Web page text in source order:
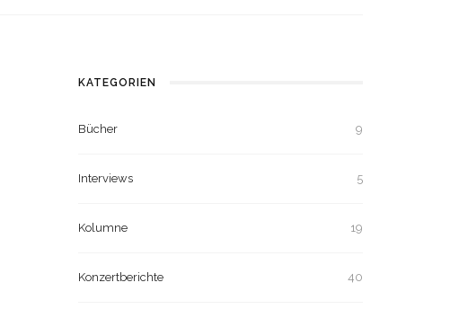
KATEGORIEN
Bücher 9
Interviews 5
Kolumne 19
Konzertberichte 40